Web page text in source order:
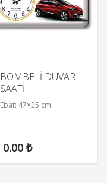
BOMBELİ DUVAR
SAATİ
Ebat: 47×25 cm
0.00 ₺